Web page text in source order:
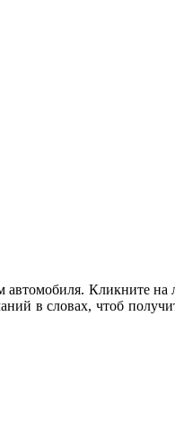
Кликните на
в словах, чтоб